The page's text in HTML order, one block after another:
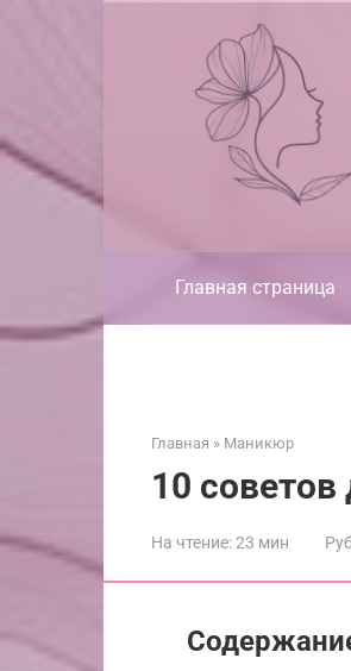
Главная страница
Главная » Маникюр
10
На чтение:23 мин